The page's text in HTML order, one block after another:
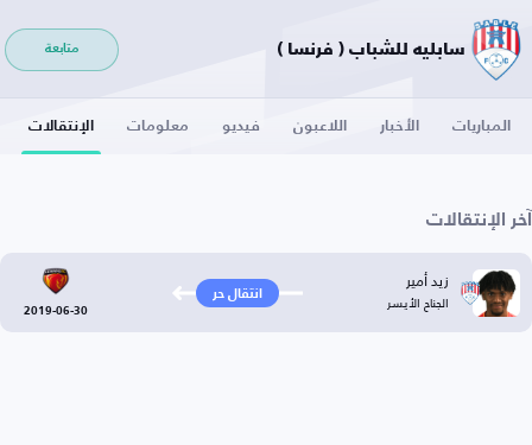
سابليه للشباب ( فرنسا ) متابعة
المباريات الأخبار اللاعبون فيديو معلومات الإنتقالات
آخر الإنتقالات
زيد أمير
الجناح الأيسر انتقال حر
2019-06-30